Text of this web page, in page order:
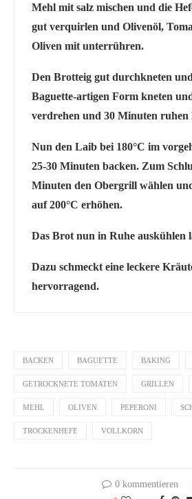
Mehl mit salz mischen und die
gut verquirlen und Olivenöl,
Oliven mit unterrühren.
Den Brotteig gut durchkneten
Baguette-artigen Form kneten
verdrehen und 30 Minuten ruhen
Nun den Laib bei 180°C im
25-30 Minuten backen. Zum
Minuten den Obergrill wählen
auf 200°C erhöhen.
Das Brot nun in Ruhe auskühlen
Dazu schmeckt eine leckere
hervorragend.
BACKEN BAGUETTE BAKING
GETROCKNETE TOMATEN GRILLEN
MEHL OLIVEN PEPERONI
TROCKENHEFE VOLLKORN
0 kommentieren